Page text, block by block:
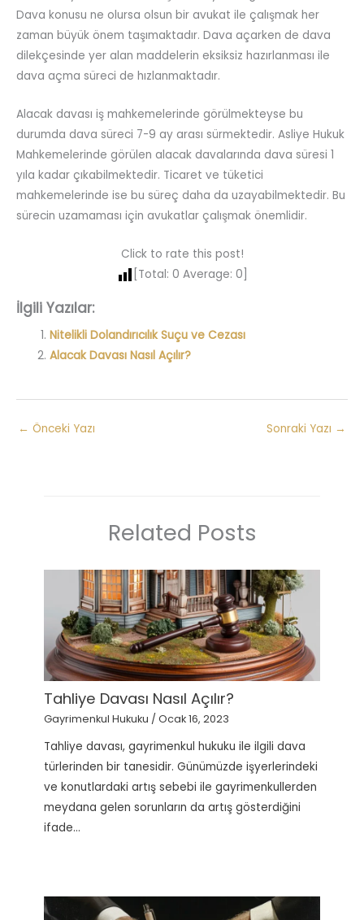
Dava konusu ne olursa olsun bir avukat ile çalışmak her
zaman büyük önem taşımaktadır. Dava açarken de dava
dilekçesinde yer alan maddelerin eksiksiz hazırlanması ile
dava açma süreci de hızlanmaktadır.
Alacak davası iş mahkemelerinde görülmekteyse bu
durumda dava süreci 7-9 ay arası sürmektedir. Asliye Hukuk
Mahkemelerinde görülen alacak davalarında dava süresi 1
yıla kadar çıkabilmektedir. Ticaret ve tüketici
mahkemelerinde ise bu süreç daha da uzayabilmektedir. Bu
sürecin uzamaması için avukatlar çalışmak önemlidir.
Click to rate this post!
[Total: 0 Average: 0
İlgili Yazılar:
Nitelikli Dolandırıcılık Suçu ve Cezası
Alacak Davası Nasıl Açılır?
← Önceki Yazı Sonraki Yazı →
Related Posts
Tahliye Davası Nasıl Açılır?
Gayrimenkul Hukuku /Ocak 16, 2023
Tahliye davası, gayrimenkul hukuku ile ilgili dava
türlerinden bir tanesidir. Günümüzde işyerlerindeki
ve konutlardaki artış sebebi ile gayrimenkullerden
meydana gelen sorunların da artış gösterdiğini
ifade…